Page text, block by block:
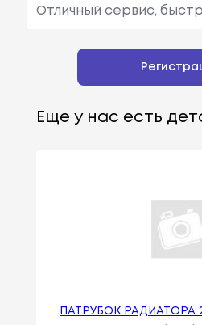
Отличный сервис,
Еще у нас есть
ПАТРУБОК РАДИАТОРА